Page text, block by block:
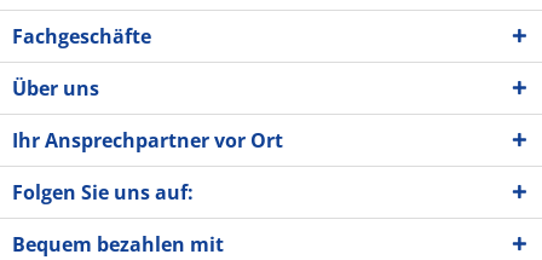
Fachgeschäfte
Über uns
Ihr Ansprechpartner vor Ort
Folgen Sie uns auf:
Bequem bezahlen mit